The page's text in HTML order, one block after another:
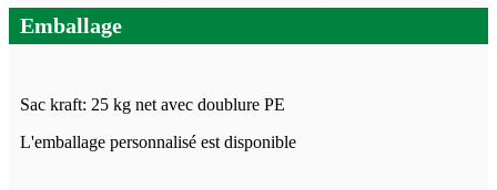
Emballage
Sac kraft: 25 kg net avec doublure PE
L'emballage personnalisé est disponible